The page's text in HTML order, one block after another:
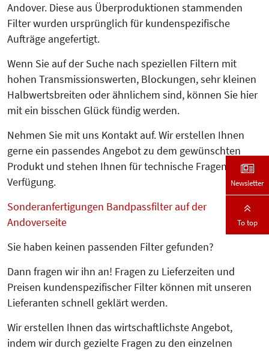
Andover. Diese aus Überproduktionen stammenden
Filter wurden ursprünglich für kundenspezifische
Aufträge angefertigt.
Wenn Sie auf der Suche nach speziellen Filtern mit
hohen Trans­mis­sionswerten, Blockungen, sehr klei­nen
Halbwertsbreiten oder ähnli­chem sind, können Sie hier
mit ein bisschen Glück fündig werden.
Nehmen Sie mit uns Kontakt auf. Wir erstellen Ihnen
gerne ein passendes Angebot zu dem gewünschten
Produkt und stehen Ihnen für technische Fragen zur
Verfügung.
Sonderanfertigungen Bandpassfilter auf der
Andoverseite
Sie haben keinen passenden Filter gefunden?
Dann fragen wir ihn an! Fragen zu Lieferzeiten und
Preisen kundenspezifischer Filter können mit unseren
Lieferanten schnell geklärt werden.
Wir erstellen Ihnen das wirtschaftlichste Angebot,
indem wir durch gezielte Fragen zu den einzelnen
Newsletter
To top